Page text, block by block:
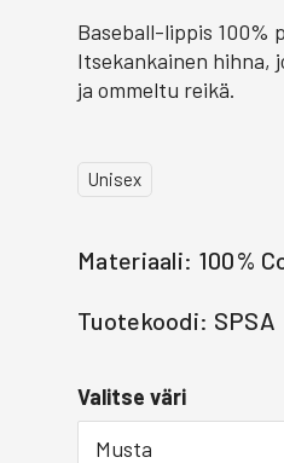
Baseball-lippis 100%
Itsekankainen hihna,
ja ommeltu reikä.
Unisex
Materiaali: 100%
Tuotekoodi: SPSA
Valitse väri
Musta